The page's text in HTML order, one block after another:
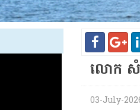
លោក សំ
03-July-